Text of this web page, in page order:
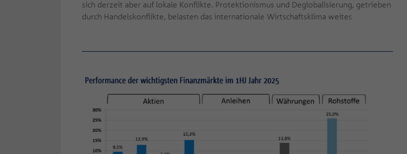
sich derzeit aber auf lokale Konflikte. Protektionismus und Deglobalisierung, getrieben
durch Handelskonflikte, belasten das internationale Wirtschaftsklima weiter.